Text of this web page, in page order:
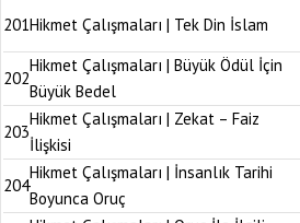
201Hikmet Çalışmaları | Tek Din İslam
202
Hikmet Çalışmaları | Büyük Ödül İçin
Büyük Bedel
203
Hikmet Çalışmaları | Zekat – Faiz
İlişkisi
204
Hikmet Çalışmaları | İnsanlık Tarihi
Boyunca Oruç